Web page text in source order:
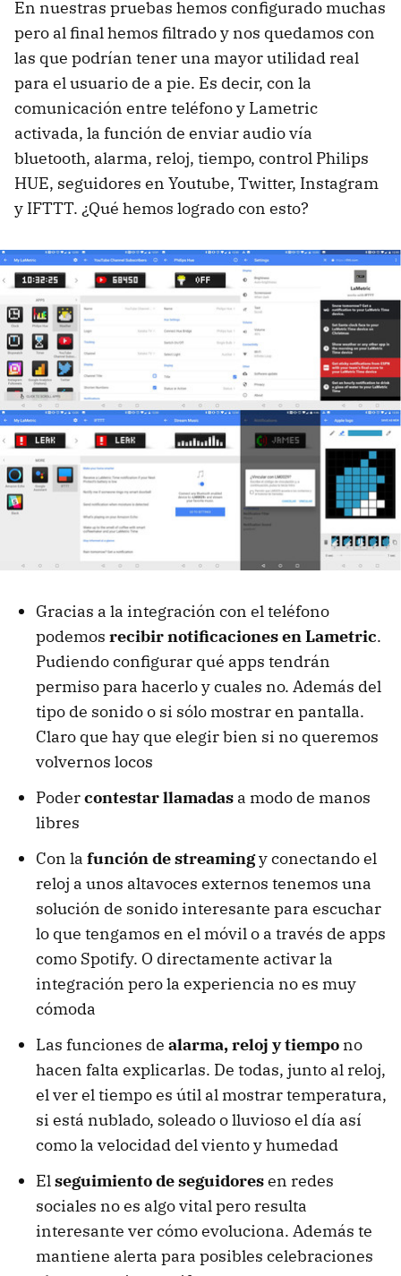
En nuestras pruebas hemos configurado muchas
pero al final hemos filtrado y nos quedamos con
las que podrían tener una mayor utilidad real
para el usuario de a pie. Es decir, con la
comunicación entre teléfono y Lametric
activada, la función de enviar audio vía
bluetooth, alarma, reloj, tiempo, control Philips
HUE, seguidores en Youtube, Twitter, Instagram
y IFTTT. ¿Qué hemos logrado con esto?
Gracias a la integración con el teléfono
podemos recibir notificaciones en Lametric.
Pudiendo configurar qué apps tendrán
permiso para hacerlo y cuales no. Además del
tipo de sonido o si sólo mostrar en pantalla.
Claro que hay que elegir bien si no queremos
volvernos locos
Podercontestar llamadas a modo de manos
libres
Con la función de streamingy conectando el
reloj a unos altavoces externos tenemos una
solución de sonido interesante para escuchar
lo que tengamos en el móvil o a través de apps
como Spotify. O directamente activar la
integración pero la experiencia no es muy
cómoda
Las funciones de alarma, reloj y tiempo no
hacen falta explicarlas. De todas, junto al reloj,
el ver el tiempo es útil al mostrar temperatura,
si está nublado, soleado o lluvioso el día así
como la velocidad del viento y humedad
Elseguimiento de seguidoresen redes
sociales no es algo vital pero resulta
interesante ver cómo evoluciona. Además te
mantiene alerta para posibles celebraciones